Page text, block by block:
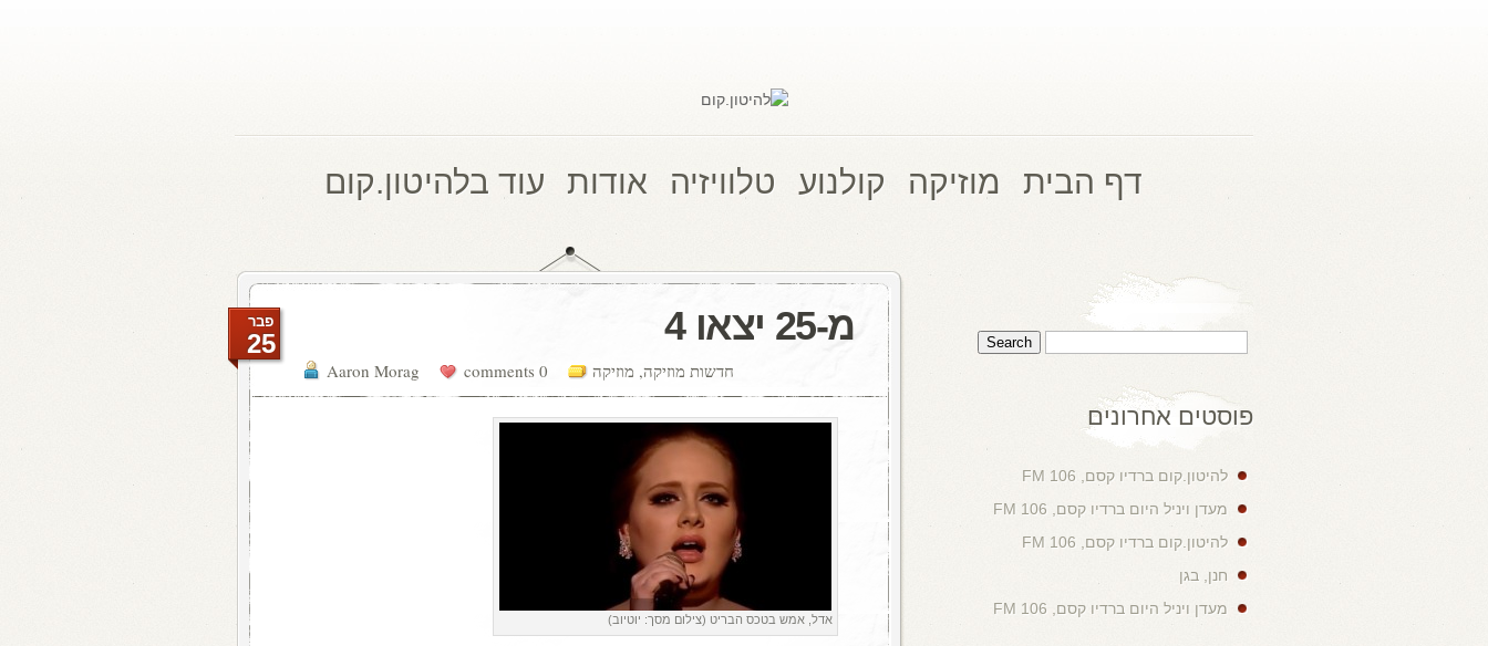
דף הבית מוזיקה קולנוע טלוויזיה אודות עוד בלהיטון.קום
מ-25 יצאו 4
Aaron Morag 0 comments חדשות מוזיקה, מוזיקה
פבר
25
אדל, אמש בטכס הבריט (צילום מסך: יוטיוב)
פוסטים אחרונים
להיטון.קום ברדיו קסם, 106 FM
מעדן ויניל היום ברדיו קסם, 106 FM
להיטון.קום ברדיו קסם, 106 FM
חנן, בגן
מעדן ויניל היום ברדיו קסם, 106 FM